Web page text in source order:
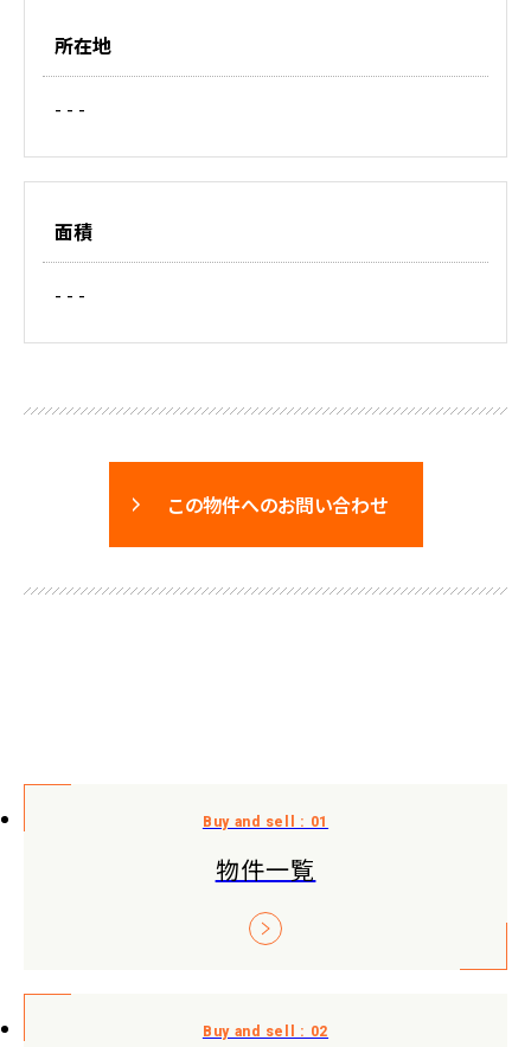
所在地
- - -
面積
- - -
この物件へのお問い合わせ
物件一覧